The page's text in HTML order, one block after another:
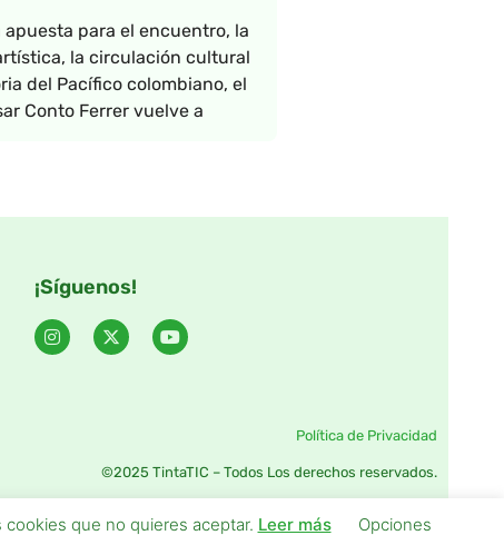
apuesta para el encuentro, la
la circulación cultural
del Pacífico colombiano, el
Conto Ferrer vuelve a
¡Síguenos!
Política de Privacidad
©2025 TintaTIC – Todos Los derechos reservados.
que no quieres aceptar. Leer más Opciones